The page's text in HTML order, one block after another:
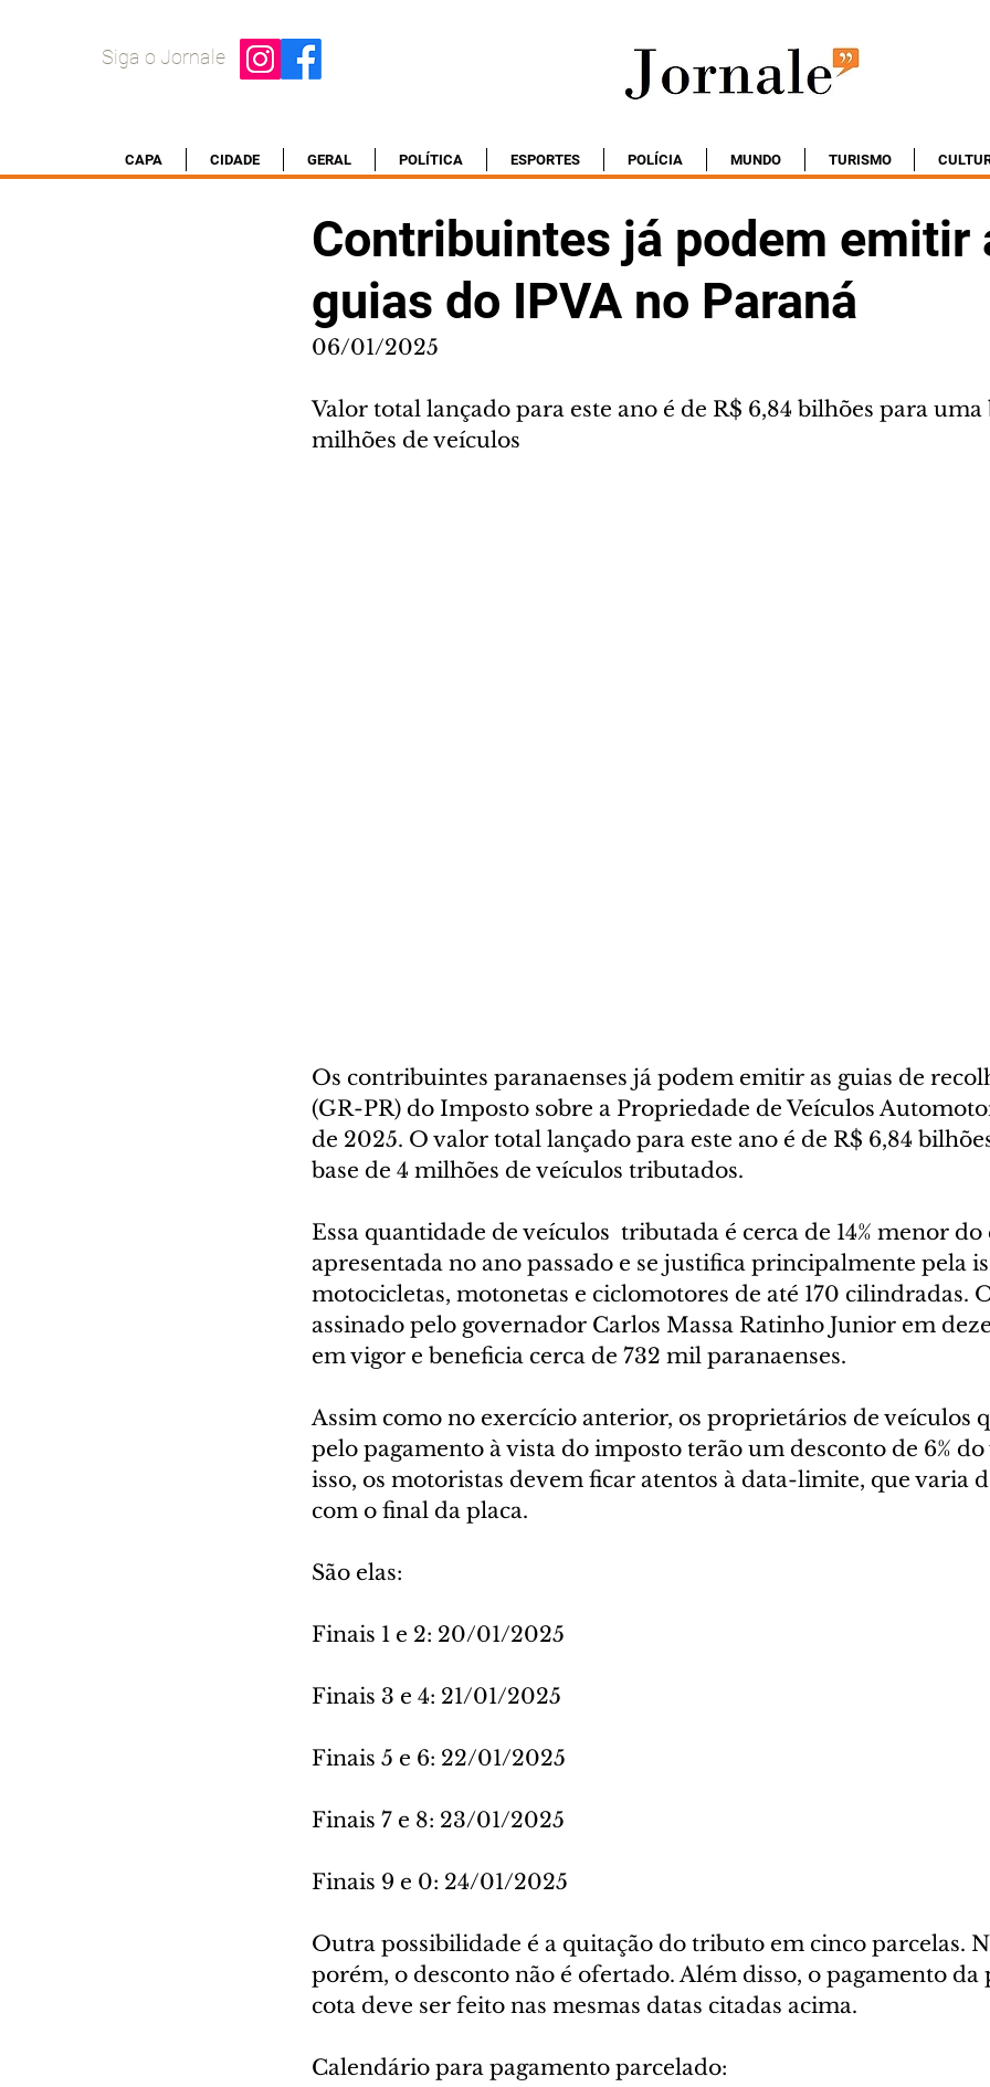
Siga o Jornale
CAPA CIDADE GERAL POLÍTICA ESPORTES POLÍCIA MUNDO TURISMO
Contribuintes já podem emitir
guias do IPVA no Paraná
06/01/2025
Valor total lançado para este ano é de R$ 6,84 bilhões para uma
milhões de veículos
Os contribuintes paranaenses já podem emitir as guias de
(GR-PR) do Imposto sobre a Propriedade de Veículos
de 2025. O valor total lançado para este ano é de R$ 6,84
base de 4 milhões de veículos tributados.
Essa quantidade de veículos  tributada é cerca de 14% menor do
apresentada no ano passado e se justifica principalmente pela
motocicletas, motonetas e ciclomotores de até 170 cilindradas.
assinado pelo governador Carlos Massa Ratinho Junior em
em vigor e beneficia cerca de 732 mil paranaenses.
Assim como no exercício anterior, os proprietários de veículos
pelo pagamento à vista do imposto terão um desconto de 6% do
isso, os motoristas devem ficar atentos à data-limite, que varia
com o final da placa.
São elas:
Finais 1 e 2: 20/01/2025
Finais 3 e 4: 21/01/2025
Finais 5 e 6: 22/01/2025
Finais 7 e 8: 23/01/2025
Finais 9 e 0: 24/01/2025
Outra possibilidade é a quitação do tributo em cinco parcelas.
porém, o desconto não é ofertado. Além disso, o pagamento
cota deve ser feito nas mesmas datas citadas acima.
Calendário para pagamento parcelado: